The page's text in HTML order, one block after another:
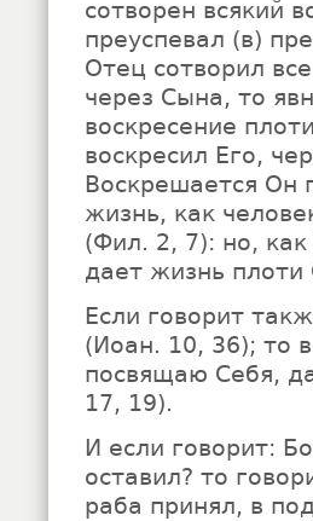
сотворен всякий
преуспевал (в)
Отец сотворил
через Сына, то
воскресение
воскресил Его,
Воскрешается Он
жизнь, как
(Фил. 2, 7): но,
дает жизнь плоти
Если говорит
(Иоан. 10, 36); то
посвящаю Себя,
17, 19).
И если говорит:
оставил? то
раба принял, в